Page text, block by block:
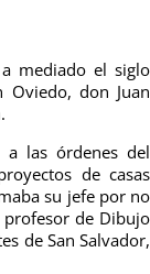
mediado el siglo
don Juan
a las órdenes del
de casas
su jefe por no
de Dibujo
de San Salvador,